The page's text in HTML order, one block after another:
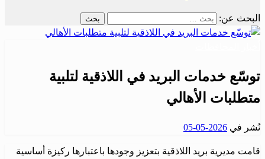
البحث عن:
توسّع خدمات البريد في اللاذقية لتلبية
متطلبات الأهالي
نُشر في 2026-05-05
قامت مديرية بريد اللاذقية بتعزيز وجودها باعتبارها ركيزة أساسية